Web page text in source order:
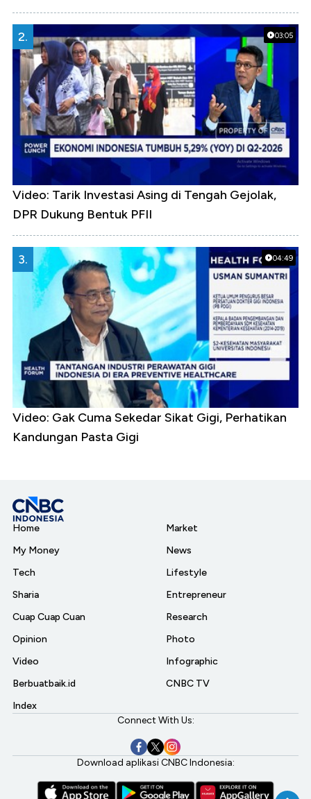
03:05
2.
Video: Tarik Investasi Asing di Tengah Gejolak,
DPR Dukung Bentuk PFII
04:49
3.
Video: Gak Cuma Sekedar Sikat Gigi, Perhatikan
Kandungan Pasta Gigi
Home
My Money
Tech
Sharia
Cuap Cuap Cuan
Opinion
Video
Berbuatbaik.id
Index
Market
News
Lifestyle
Entrepreneur
Research
Photo
Infographic
CNBC TV
Connect With Us:
Download aplikasi CNBC Indonesia: